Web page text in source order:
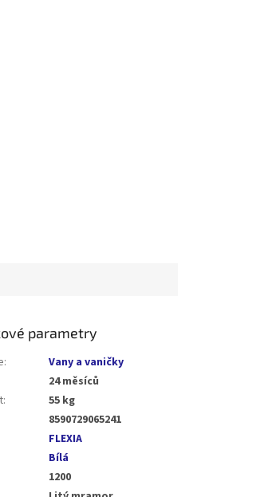
parametry
:
Vany a vaničky
24 měsíců
:
55 kg
8590729065241
FLEXIA
Bílá
1200